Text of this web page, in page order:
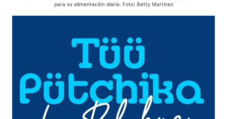
para su alimentaciòn diaria. Foto: Betty Martinez